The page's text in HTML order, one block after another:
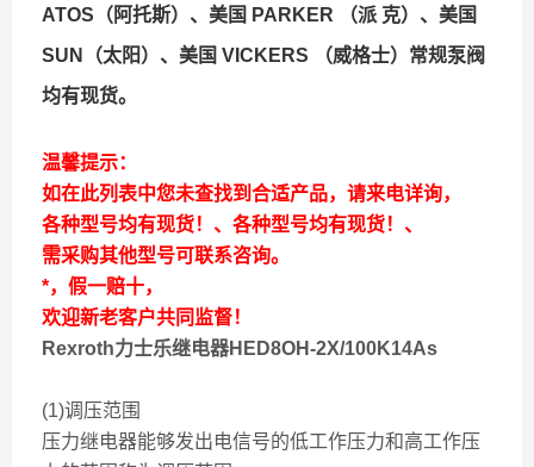
ATOS（阿托斯）、美国 PARKER （派 克）、美国
SUN（太阳）、美国 VICKERS （威格士）常规泵阀
均有现货。
温馨提示：
如在此列表中您未查找到合适产品，请来电详询，
各种型号均有现货！、各种型号均有现货！、
需采购其他型号可联系咨询。
*，假一赔十，
欢迎新老客户共同监督！
Rexroth力士乐继电器HED8OH-2X/100K14As
(1)调压范围
压力继电器能够发出电信号的低工作压力和高工作压